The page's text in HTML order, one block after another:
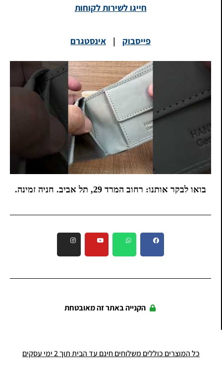
חייגו לשירות לקוחות
פייסבוק | אינסטגרם
בואו לבקר אותנו: רחוב המרד 29, תל אביב. חניה זמינה.
הקנייה באתר זה מאובטחת
כל המוצרים כוללים משלוחים חינם עד הבית תוך 2 ימי עסקים